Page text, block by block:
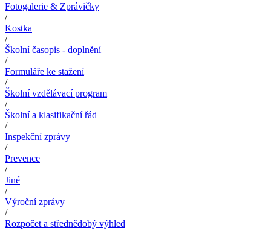
Fotogalerie & Zprávičky
/
Kostka
/
Školní časopis - doplnění
/
Formuláře ke stažení
/
Školní vzdělávací program
/
Školní a klasifikační řád
/
Inspekční zprávy
/
Prevence
/
Jiné
/
Výroční zprávy
/
Rozpočet a střednědobý výhled